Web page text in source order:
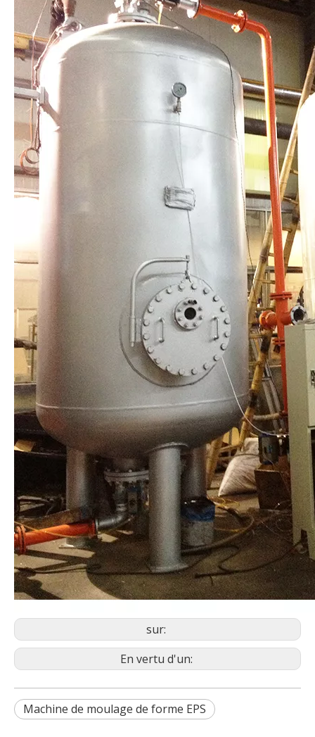
sur:
En vertu d'un:
Machine de moulage de forme EPS